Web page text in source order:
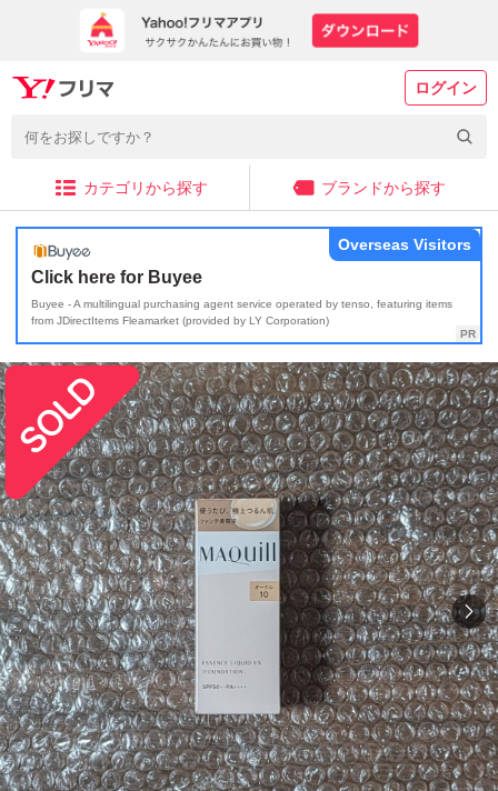
ログイン
カテゴリから探す ブランドから探す
Click here for Buyee
Buyee - A multilingual purchasing agent service operated by tenso, featuring items
from JDirectItems Fleamarket (provided by LY Corporation)
Overseas Visitors